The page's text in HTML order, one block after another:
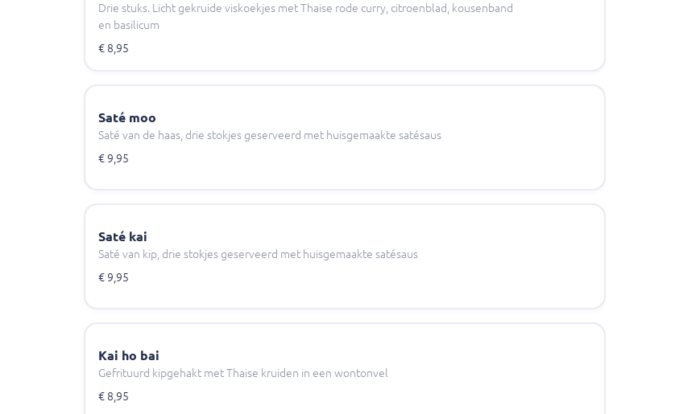
Drie stuks. Licht gekruide viskoekjes met Thaise rode curry, citroenblad, kousenband
en basilicum
€ 8,95
Saté moo
Saté van de haas, drie stokjes geserveerd met huisgemaakte satésaus
€ 9,95
Saté kai
Saté van kip, drie stokjes geserveerd met huisgemaakte satésaus
€ 9,95
Kai ho bai
Gefrituurd kipgehakt met Thaise kruiden in een wontonvel
€ 8,95